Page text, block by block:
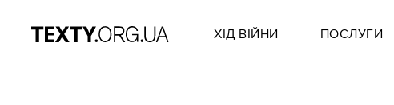
ХІД ВІЙНИ ПОСЛУГИ